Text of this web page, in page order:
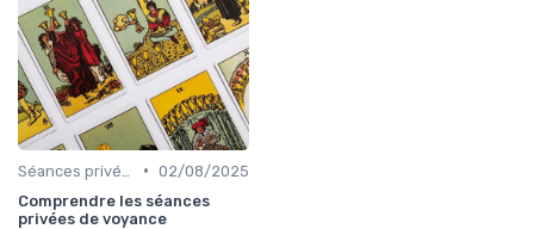
• 02/08/2025
Comprendre les séances
privées de voyance